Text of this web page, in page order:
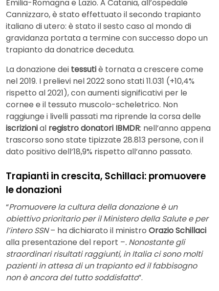
Emilia-Romagna e Lazio. A Catania, all’ospedale
Cannizzaro, è stato effettuato il secondo trapianto
italiano di utero: è stato il sesto caso al mondo di
gravidanza portata a termine con successo dopo un
trapianto da donatrice deceduta.
La donazione dei tessutiè tornata a crescere come
nel 2019. I prelievi nel 2022 sono stati 11.031 (+10,4%
rispetto al 2021), con aumenti significativi per le
cornee e il tessuto muscolo-scheletrico. Non
raggiunge i livelli passati ma riprende la corsa delle
iscrizionial registro donatori IBMDR: nell’anno appena
trascorso sono state tipizzate 28.813 persone, con il
dato positivo dell’18,9% rispetto all’anno passato.
Trapianti in crescita, Schillaci: promuovere
le donazioni
“Promuovere la cultura della donazione è un
obiettivo prioritario per il Ministero della Salute e per
l’intero SSN– ha dichiarato il ministro Orazio Schillaci
alla presentazione del report –. Nonostante gli
straordinari risultati raggiunti, in Italia ci sono molti
pazienti in attesa di un trapianto ed il fabbisogno
non è ancora del tutto soddisfatto”.